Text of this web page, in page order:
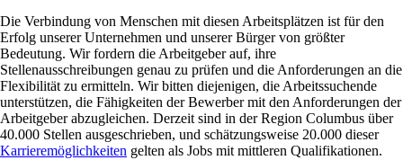
Die Verbindung von Menschen mit diesen Arbeitsplätzen ist für den
Erfolg unserer Unternehmen und unserer Bürger von größter
Bedeutung. Wir fordern die Arbeitgeber auf, ihre
Stellenausschreibungen genau zu prüfen und die Anforderungen an die
Flexibilität zu ermitteln. Wir bitten diejenigen, die Arbeitssuchende
unterstützen, die Fähigkeiten der Bewerber mit den Anforderungen der
Arbeitgeber abzugleichen. Derzeit sind in der Region Columbus über
40.000 Stellen ausgeschrieben, und schätzungsweise 20.000 dieser
Karrieremöglichkeiten gelten als Jobs mit mittleren Qualifikationen.